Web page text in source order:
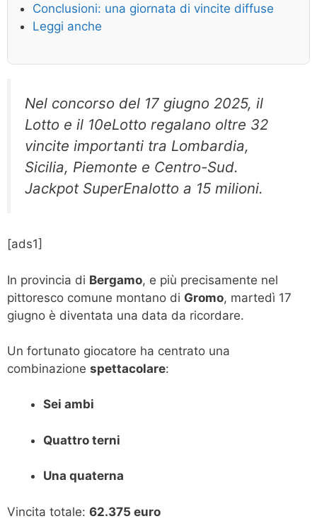
Conclusioni: una giornata di vincite diffuse
Leggi anche
Nel concorso del 17 giugno 2025, il
Lotto e il 10eLotto regalano oltre 32
vincite importanti tra Lombardia,
Sicilia, Piemonte e Centro-Sud.
Jackpot SuperEnalotto a 15 milioni.
[ads1]
In provincia di Bergamo, e più precisamente nel
pittoresco comune montano di Gromo, martedì 17
giugno è diventata una data da ricordare.
Un fortunato giocatore ha centrato una
combinazione spettacolare:
Sei ambi
Quattro terni
Una quaterna
Vincita totale: 62.375 euro